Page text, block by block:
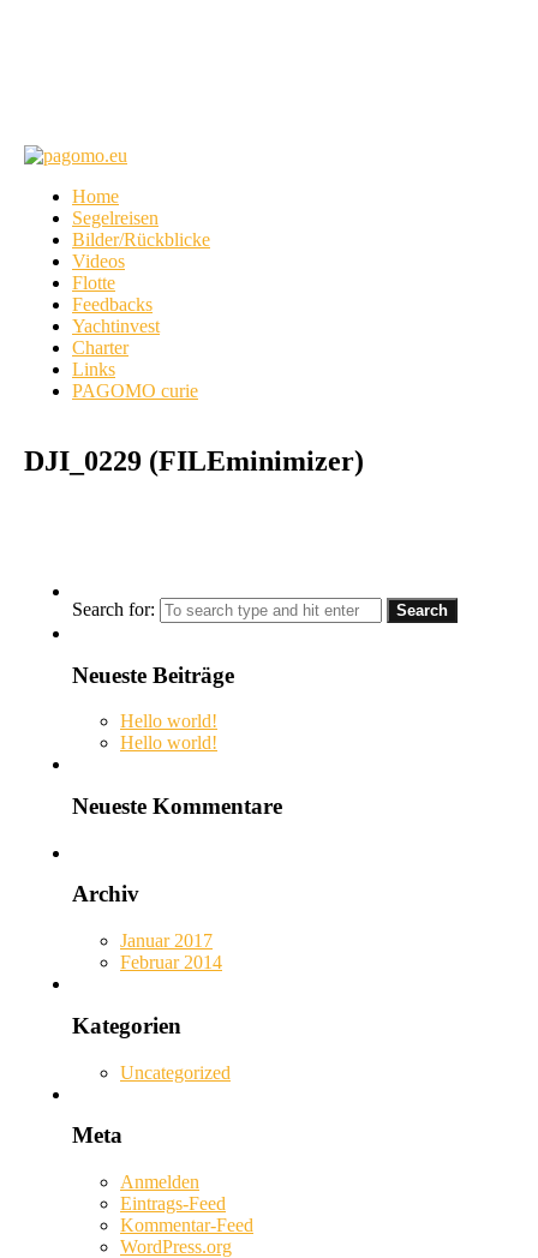
Home
Segelreisen
Bilder/Rückblicke
Videos
Flotte
Feedbacks
Yachtinvest
Charter
Links
PAGOMO curie
DJI_0229 (FILEminimizer)
Search for:
Neueste Beiträge
Hello world!
Hello world!
Neueste Kommentare
Archiv
Januar 2017
Februar 2014
Kategorien
Uncategorized
Meta
Anmelden
Eintrags-Feed
Kommentar-Feed
WordPress.org